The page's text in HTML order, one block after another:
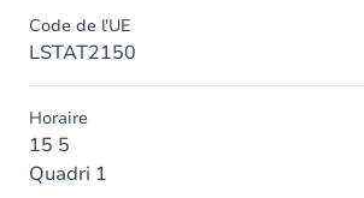
Code de l'UE
LSTAT2150
Horaire
15 5
Quadri 1